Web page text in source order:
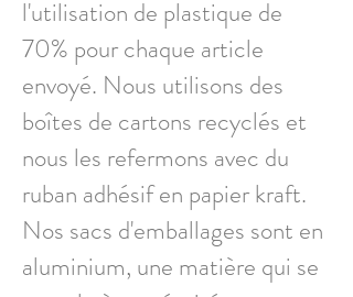
l'utilisation de plastique de
70% pour chaque article
envoyé. Nous utilisons des
boîtes de cartons recyclés et
nous les refermons avec du
ruban adhésif en papier kraft.
Nos sacs d'emballages sont en
aluminium, une matière qui se